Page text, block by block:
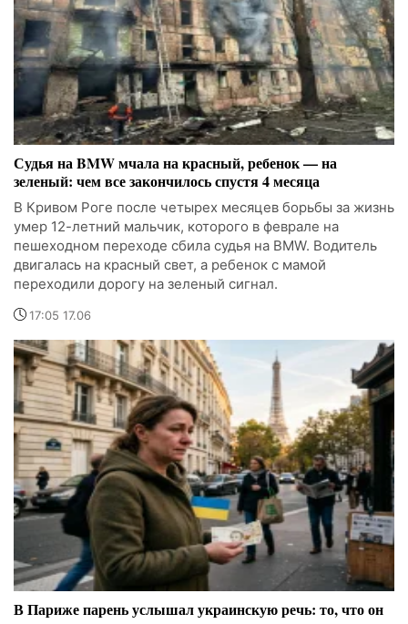
Судья на BMW мчала на красный, ребенок — на
зеленый: чем все закончилось спустя 4 месяца
В Кривом Роге после четырех месяцев борьбы за жизнь
умер 12-летний мальчик, которого в феврале на
пешеходном переходе сбила судья на BMW. Водитель
двигалась на красный свет, а ребенок с мамой
переходили дорогу на зеленый сигнал.
17:05 17.06
В Париже парень услышал украинскую речь: то, что он